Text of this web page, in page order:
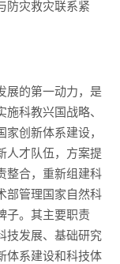
防灾救灾联系紧
展的第一动力，是
科教兴国战略、
创新体系建设，
人才队伍，方案提
整合，重新组建科
部管理国家自然科
子。其主要职责
技发展、基础研究
体系建设和科技体